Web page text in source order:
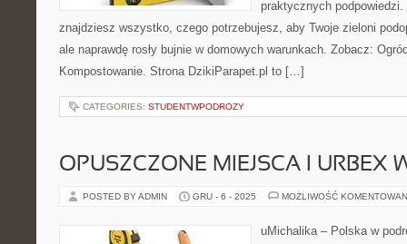
praktycznych
znajdziesz wszystko, czego potrzebujesz, aby Twoje zieloni
ale naprawdę rosły bujnie w domowych warunkach. Zobacz:
Kompostowanie. Strona DzikiParapet.pl to […]
CATEGORIES: STUDENTWPODROZY
OPUSZCZONE MIEJSCA I URBEX
POSTED BY ADMIN GRU - 6 - 2025 MOŻLIWOŚĆ
uMichalika – Polska w